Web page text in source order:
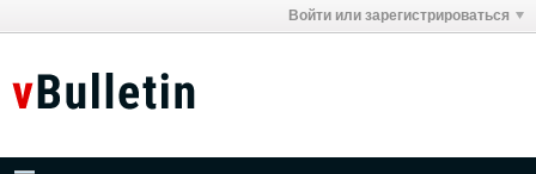
Войти или зарегистрироваться